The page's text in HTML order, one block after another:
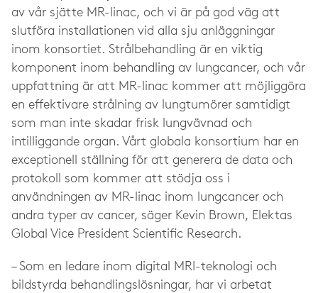
av vår sjätte MR-linac, och vi är på god väg att
slutföra installationen vid alla sju anläggningar
inom konsortiet. Strålbehandling är en viktig
komponent inom behandling av lungcancer, och vår
uppfattning är att MR-linac kommer att möjliggöra
en effektivare strålning av lungtumörer samtidigt
som man inte skadar frisk lungvävnad och
intilliggande organ. Vårt globala konsortium har en
exceptionell ställning för att generera de data och
protokoll som kommer att stödja oss i
användningen av MR-linac inom lungcancer och
andra typer av cancer, säger Kevin Brown, Elektas
Global Vice President Scientific Research.
– Som en ledare inom digital MRI-teknologi och
bildstyrda behandlingslösningar, har vi arbetat